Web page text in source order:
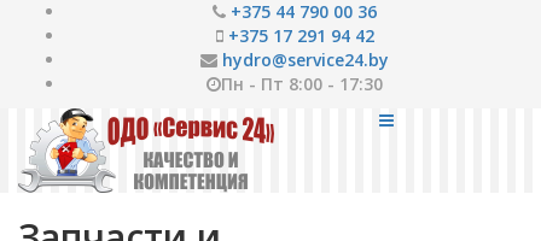
+375 44 790 00 36
+375 17 291 94 42
hydro@service24.by
Пн - Пт 8:00 - 17:30